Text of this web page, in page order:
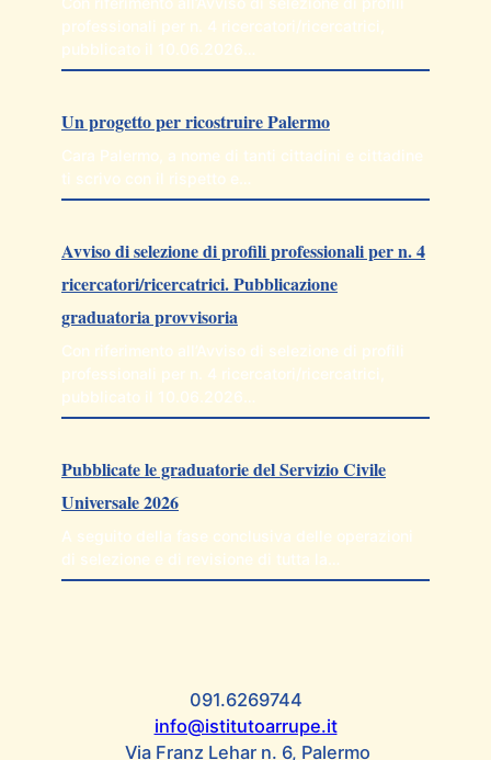
professionali per n. 4 ricercatori/ricercatrici,
pubblicato il 10.06.2026…
Un progetto per ricostruire Palermo
Cara Palermo, a nome di tanti cittadini e cittadine
ti scrivo con il rispetto e…
Avviso di selezione di profili professionali per n. 4
ricercatori/ricercatrici. Pubblicazione
graduatoria provvisoria
Con riferimento all’Avviso di selezione di profili
professionali per n. 4 ricercatori/ricercatrici,
pubblicato il 10.06.2026…
Pubblicate le graduatorie del Servizio Civile
Universale 2026
A seguito della fase conclusiva delle operazioni
di selezione e di revisione di tutta la…
091.6269744
info@istitutoarrupe.it
Via Franz Lehar n. 6, Palermo